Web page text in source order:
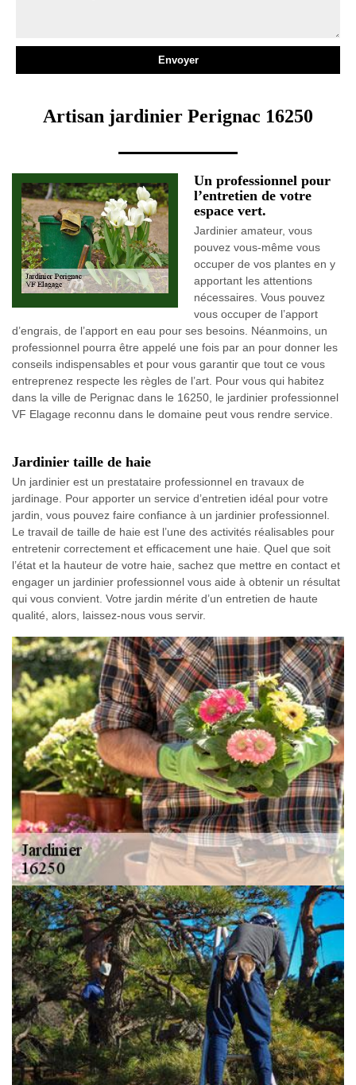
Artisan jardinier Perignac 16250
Un professionnel pour
l’entretien de votre
espace vert.
Jardinier amateur, vous
pouvez vous-même vous
occuper de vos plantes en y
apportant les attentions
nécessaires. Vous pouvez
vous occuper de l’apport
d’engrais, de l’apport en eau pour ses besoins. Néanmoins, un
professionnel pourra être appelé une fois par an pour donner les
conseils indispensables et pour vous garantir que tout ce vous
entreprenez respecte les règles de l’art. Pour vous qui habitez
dans la ville de Perignac dans le 16250, le jardinier professionnel
VF Elagage reconnu dans le domaine peut vous rendre service.
Jardinier taille de haie
Un jardinier est un prestataire professionnel en travaux de
jardinage. Pour apporter un service d’entretien idéal pour votre
jardin, vous pouvez faire confiance à un jardinier professionnel.
Le travail de taille de haie est l’une des activités réalisables pour
entretenir correctement et efficacement une haie. Quel que soit
l’état et la hauteur de votre haie, sachez que mettre en contact et
engager un jardinier professionnel vous aide à obtenir un résultat
qui vous convient. Votre jardin mérite d’un entretien de haute
qualité, alors, laissez-nous vous servir.